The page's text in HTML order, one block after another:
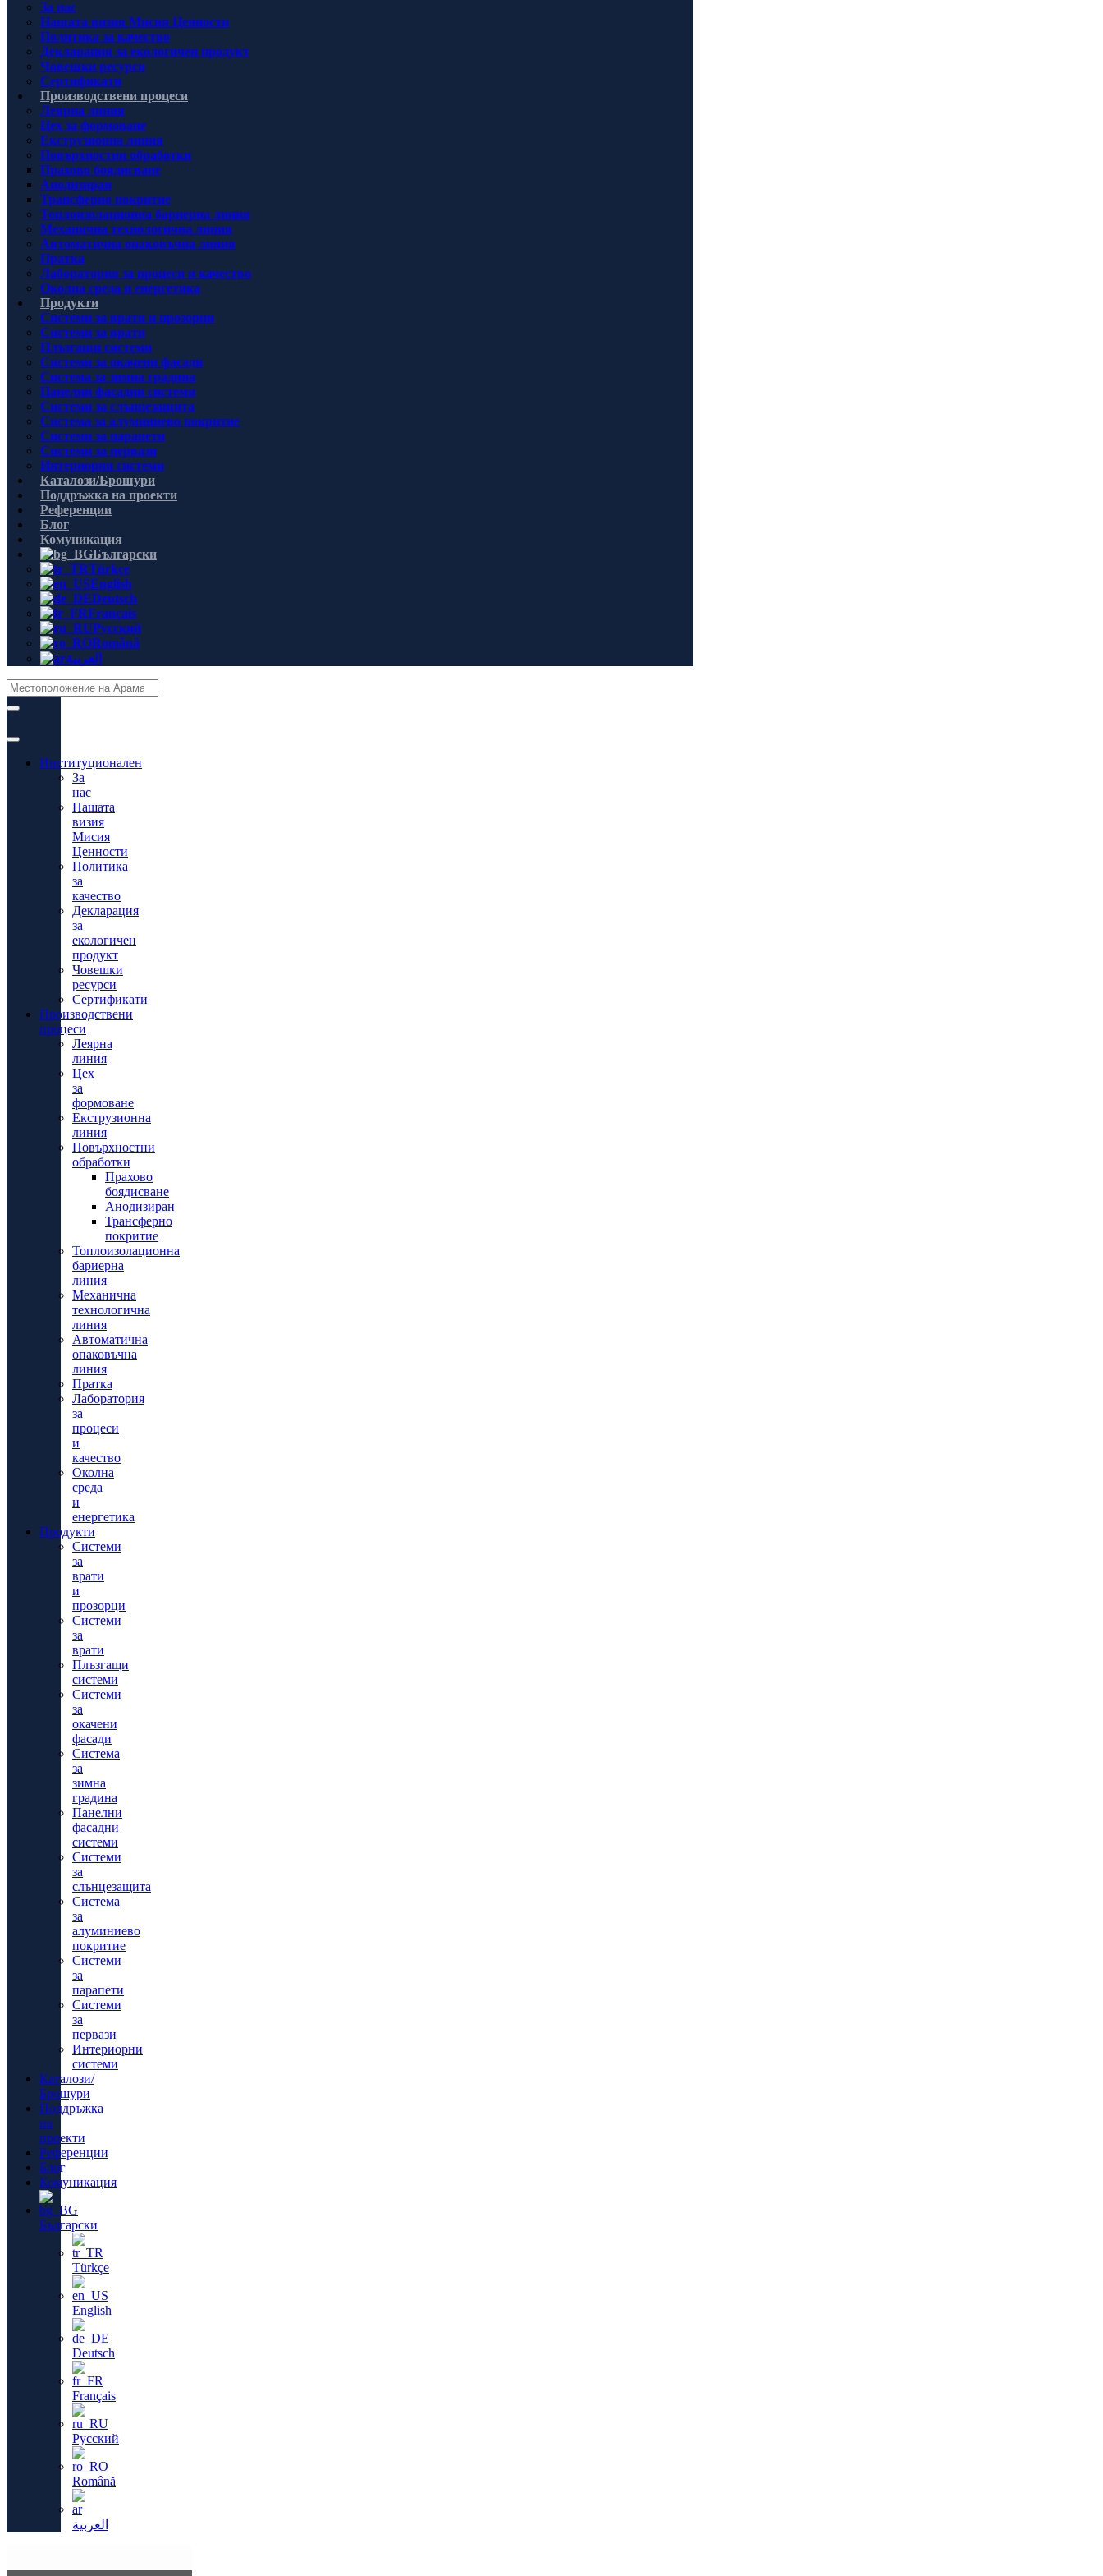
За нас
Нашата визия Мисия Ценности
Политика за качество
Декларация за екологичен продукт
Човешки ресурси
Сертификати
Производствени процеси
Леярна линия
Цех за формоване
Екструзионна линия
Повърхностни обработки
Прахово боядисване
Анодизиран
Трансферно покритие
Топлоизолационна бариерна линия
Механична технологична линия
Автоматична опаковъчна линия
Пратка
Лаборатория за процеси и качество
Околна среда и енергетика
Продукти
Системи за врати и прозорци
Системи за врати
Плъзгащи системи
Системи за окачени фасади
Система за зимна градина
Панелни фасадни системи
Системи за слънцезащита
Система за алуминиево покритие
Системи за парапети
Системи за первази
Интериорни системи
Каталози/Брошури
Поддръжка на проекти
Референции
Блог
Комуникация
Български
Türkçe
English
Deutsch
Français
Русский
Română
العربية
Институционален
За
нас
Нашата
визия
Мисия
Ценности
Политика
за
качество
Декларация
за
екологичен
продукт
Човешки
ресурси
Сертификати
Производствени
процеси
Леярна
линия
Цех
за
формоване
Екструзионна
линия
Повърхностни
обработки
Прахово
боядисване
Анодизиран
Трансферно
покритие
Топлоизолационна
бариерна
линия
Механична
технологична
линия
Автоматична
опаковъчна
линия
Пратка
Лаборатория
за
процеси
и
качество
Околна
среда
и
енергетика
Продукти
Системи
за
врати
и
прозорци
Системи
за
врати
Плъзгащи
системи
Системи
за
окачени
фасади
Система
за
зимна
градина
Панелни
фасадни
системи
Системи
за
слънцезащита
Система
за
алуминиево
покритие
Системи
за
парапети
Системи
за
первази
Интериорни
системи
Каталози/
Брошури
Поддръжка
на
проекти
Референции
Блог
Комуникация
Български
Türkçe
English
Deutsch
Français
Русский
Română
العربية